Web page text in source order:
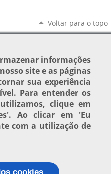
Voltar para o topo
informações
site e as páginas
sua experiência
Para entender os
clique em
. Ao clicar em 'Eu
com a utilização de